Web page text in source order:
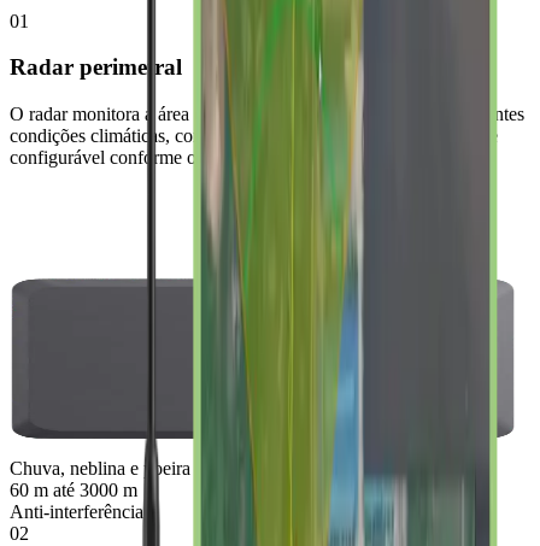
01
Radar perimetral
O radar monitora a área externa e detecta movimentos em diferentes
condições climáticas, com tecnologia anti-interferência e alcance
configurável conforme o projeto.
Chuva, neblina e poeira
60 m até 3000 m
Anti-interferência
02